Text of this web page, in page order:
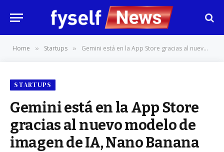
Home » Startups » Gemini está en la App Store gracias al nuevo modelo de imagen de IA, Nano Banana
STARTUPS
Gemini está en la App Store
gracias al nuevo modelo de
imagen de IA, Nano Banana